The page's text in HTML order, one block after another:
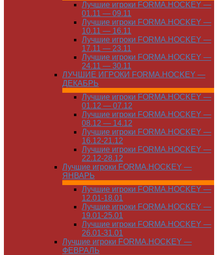
Лучшие игроки FORMA.HOCKEY —
01.11 — 09.11
Лучшие игроки FORMA.HOCKEY —
10.11 — 16.11
Лучшие игроки FORMA.HOCKEY —
17.11 — 23.11
Лучшие игроки FORMA.HOCKEY —
24.11 — 30.11
ЛУЧШИЕ ИГРОКИ FORMA.HOCKEY —
ДЕКАБРЬ
Лучшие игроки FORMA.HOCKEY —
01.12 — 07.12
Лучшие игроки FORMA.HOCKEY —
08.12 — 14.12
Лучшие игроки FORMA.HOCKEY —
16.12-21.12
Лучшие игроки FORMA.HOCKEY —
22.12-28.12
Лучшие игроки FORMA.HOCKEY —
ЯНВАРЬ
Лучшие игроки FORMA.HOCKEY —
12.01-18.01
Лучшие игроки FORMA.HOCKEY —
19.01-25.01
Лучшие игроки FORMA.HOCKEY —
26.01-31.01
Лучшие игроки FORMA.HOCKEY —
ФЕВРАЛЬ